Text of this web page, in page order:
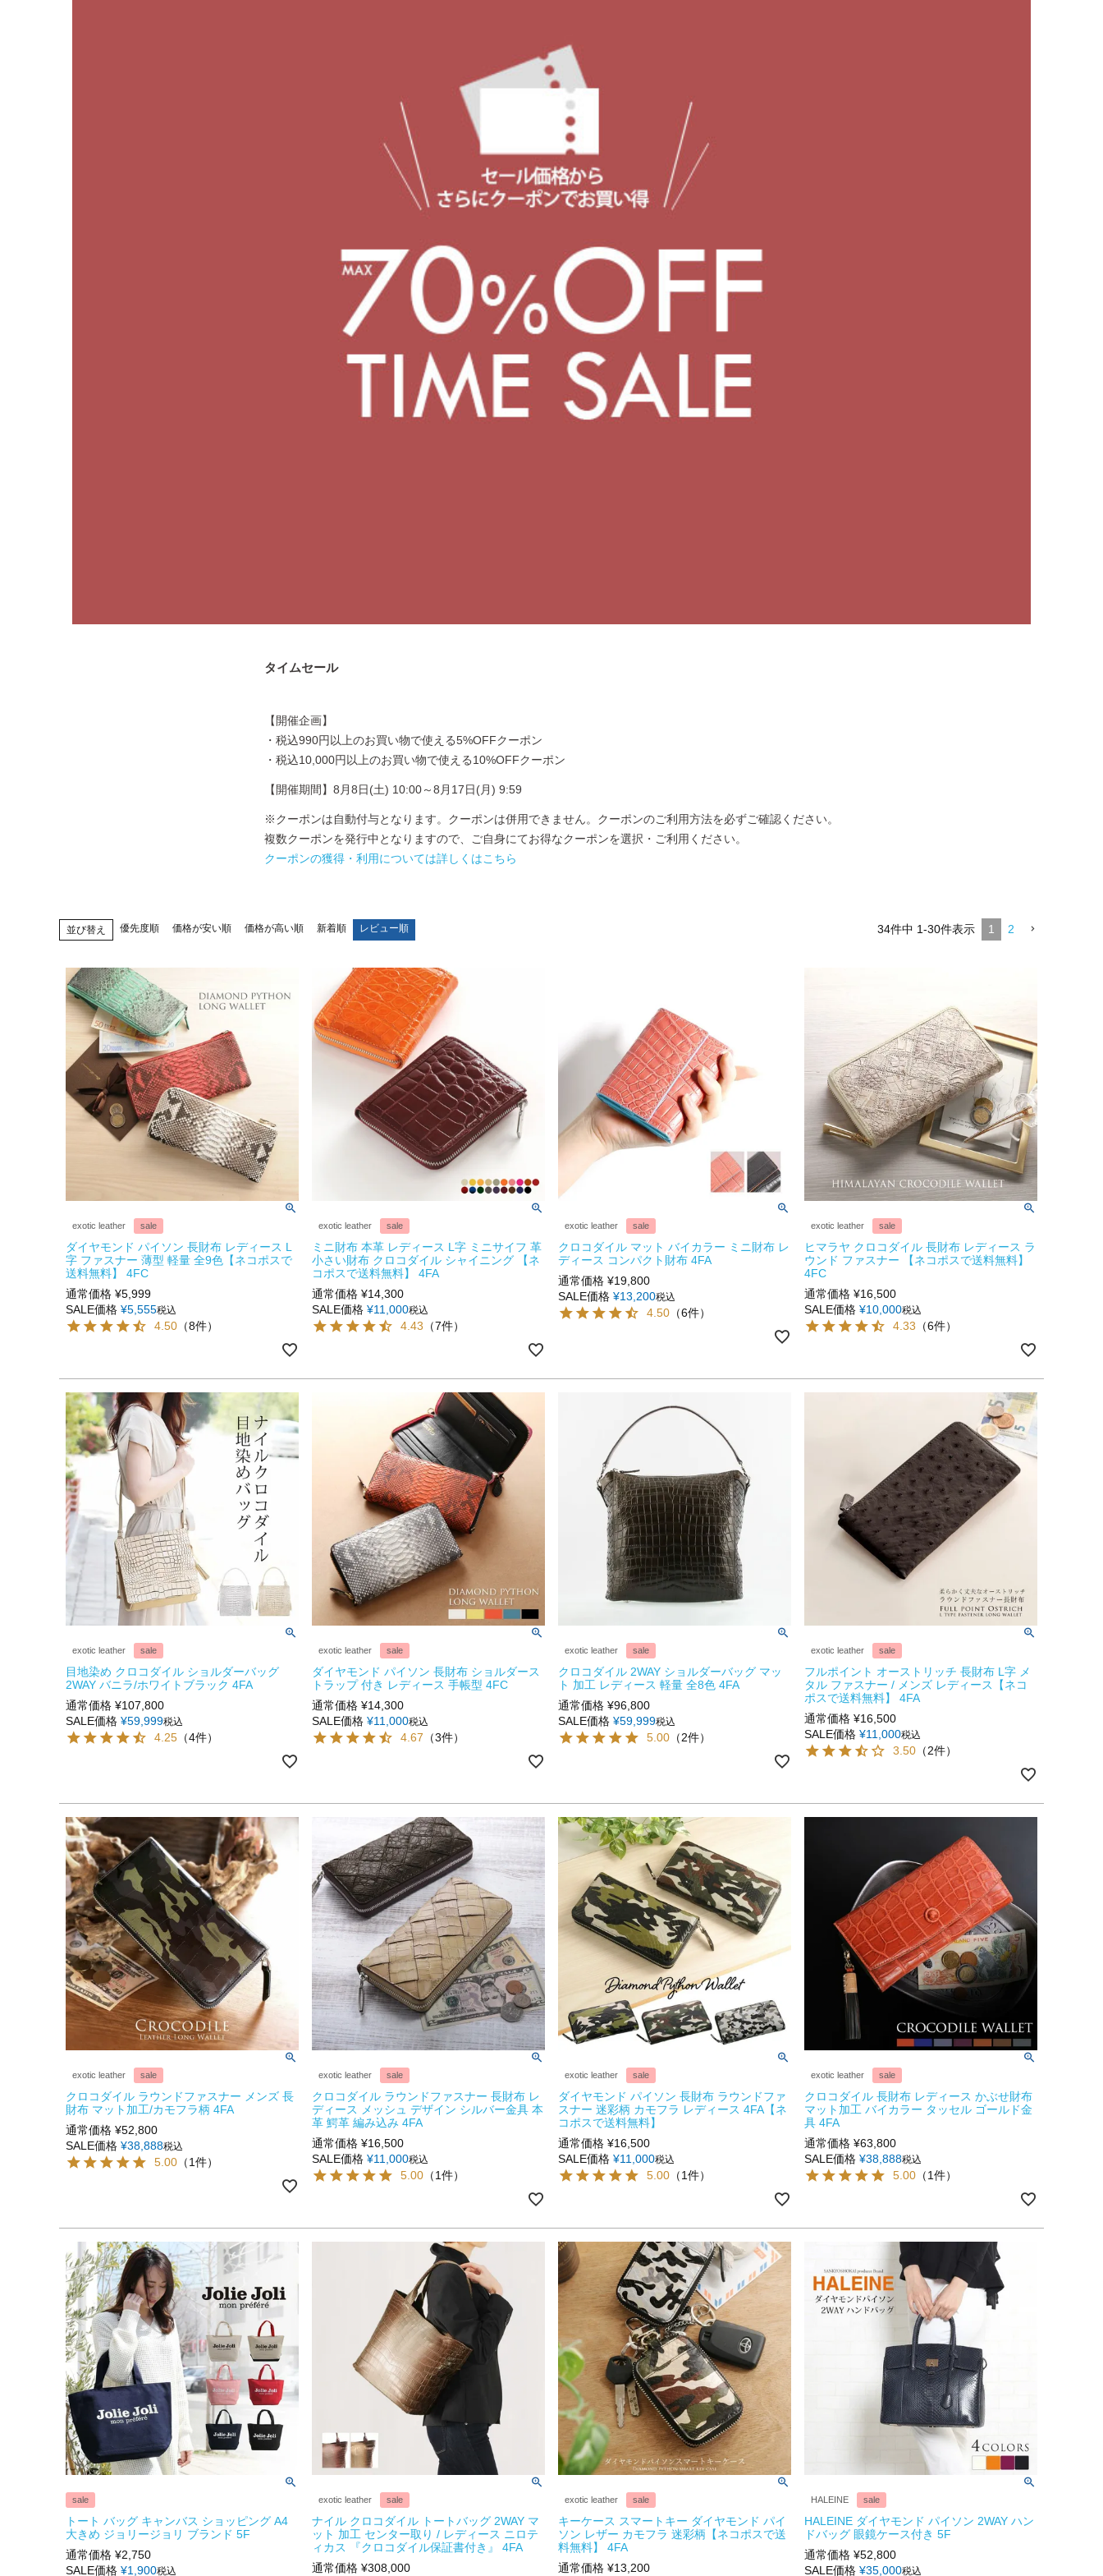
タイムセール
【開催企画】
・税込990円以上のお買い物で使える5%OFFクーポン
・税込10,000円以上のお買い物で使える10%OFFクーポン
【開催期間】8月8日(土) 10:00～8月17日(月) 9:59
※クーポンは自動付与となります。クーポンは併用できません。クーポンのご利用方法を必ずご確認ください。
複数クーポンを発行中となりますので、ご自身にてお得なクーポンを選択・ご利用ください。
クーポンの獲得・利用については詳しくはこちら
並び替え 優先度順 価格が安い順 価格が高い順 新着順 レビュー順 34件中 1-30件表示 1 2
exotic leather sale
ダイヤモンド パイソン 長財布 レディース L
字 ファスナー 薄型 軽量 全9色【ネコポスで
送料無料】 4FC
通常価格 ¥5,999
SALE価格 ¥5,555税込
4.50 （8件）
exotic leather sale
ミニ財布 本革 レディース L字 ミニサイフ 革
小さい財布 クロコダイル シャイニング 【ネ
コポスで送料無料】 4FA
通常価格 ¥14,300
SALE価格 ¥11,000税込
4.43 （7件）
exotic leather sale
クロコダイル マット バイカラー ミニ財布 レ
ディース コンパクト財布 4FA
通常価格 ¥19,800
SALE価格 ¥13,200税込
4.50 （6件）
exotic leather sale
ヒマラヤ クロコダイル 長財布 レディース ラ
ウンド ファスナー 【ネコポスで送料無料】
4FC
通常価格 ¥16,500
SALE価格 ¥10,000税込
4.33 （6件）
exotic leather sale
目地染め クロコダイル ショルダーバッグ
2WAY バニラ/ホワイトブラック 4FA
通常価格 ¥107,800
SALE価格 ¥59,999税込
4.25 （4件）
exotic leather sale
ダイヤモンド パイソン 長財布 ショルダース
トラップ 付き レディース 手帳型 4FC
通常価格 ¥14,300
SALE価格 ¥11,000税込
4.67 （3件）
exotic leather sale
クロコダイル 2WAY ショルダーバッグ マッ
ト 加工 レディース 軽量 全8色 4FA
通常価格 ¥96,800
SALE価格 ¥59,999税込
5.00 （2件）
exotic leather sale
フルポイント オーストリッチ 長財布 L字 メ
タル ファスナー / メンズ レディース【ネコ
ポスで送料無料】 4FA
通常価格 ¥16,500
SALE価格 ¥11,000税込
3.50 （2件）
exotic leather sale
クロコダイル ラウンドファスナー メンズ 長
財布 マット加工/カモフラ柄 4FA
通常価格 ¥52,800
SALE価格 ¥38,888税込
5.00 （1件）
exotic leather sale
クロコダイル ラウンドファスナー 長財布 レ
ディース メッシュ デザイン シルバー金具 本
革 鰐革 編み込み 4FA
通常価格 ¥16,500
SALE価格 ¥11,000税込
5.00 （1件）
exotic leather sale
ダイヤモンド パイソン 長財布 ラウンドファ
スナー 迷彩柄 カモフラ レディース 4FA【ネ
コポスで送料無料】
通常価格 ¥16,500
SALE価格 ¥11,000税込
5.00 （1件）
exotic leather sale
クロコダイル 長財布 レディース かぶせ財布
マット加工 バイカラー タッセル ゴールド金
具 4FA
通常価格 ¥63,800
SALE価格 ¥38,888税込
5.00 （1件）
sale
トート バッグ キャンバス ショッピング A4
大きめ ジョリージョリ ブランド 5F
通常価格 ¥2,750
SALE価格 ¥1,900税込
exotic leather sale
ナイル クロコダイル トートバッグ 2WAY マ
ット 加工 センター取り / レディース ニロテ
ィカス 『クロコダイル保証書付き』 4FA
通常価格 ¥308,000
exotic leather sale
キーケース スマートキー ダイヤモンド パイ
ソン レザー カモフラ 迷彩柄【ネコポスで送
料無料】 4FA
通常価格 ¥13,200
HALEINE sale
HALEINE ダイヤモンド パイソン 2WAY ハン
ドバッグ 眼鏡ケース付き 5F
通常価格 ¥52,800
SALE価格 ¥35,000税込